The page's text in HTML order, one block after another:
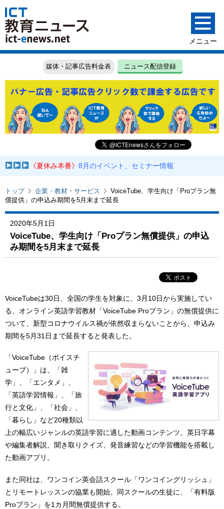
媒体・記事広告料金表 ニュース配信登録
《夏休み本番》8月のイベント、セミナー情報
トップ 企業・教材・サービス
VoiceTube、学生向け「Proプラン無
償提供」の申込み期間を5月末まで延長
2020年5月1日
VoiceTube、学生向け「Proプラン無償提供」の申込
み期間を5月末まで延長
VoiceTubeは30日、全国の学生を対象に、3月10日から実施してい
る、オンライン英語学習教材「VoiceTube Proプラン」の無償提供に
ついて、新型コロナウイルス禍が依然収まらないことから、申込み
期間を5月31日まで延長すると発表した。
「VoiceTube（ボイスチ
ューブ）」は、「雑
学」、「エンタメ」、
「英語学習情報」、「旅
行と文化」、「社会」、
「暮らし」など20種類以
上の幅広いジャンルの英語学習に適した動画コンテンツ、英日字幕
や編集者解説、聞き取りクイズ、発音練習などの学習機能を搭載し
た動画アプリ。
また同社は、ワンコイン英会話スクール「ワンコイングリッシュ」
とリモートレッスンの協業も開始。同スクールの生徒に、「有料版
Proプラン」を1カ月間無償提供する。